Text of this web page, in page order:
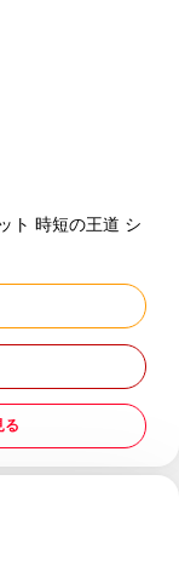
ト 時短の王道 シ
る